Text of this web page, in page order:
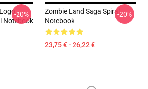
Notebook
-20%
Zombie Land Saga Spiral
Notebook
23,75 € - 26,22 €
-20%